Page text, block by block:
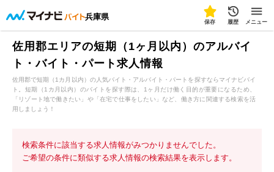
兵庫県
保存 履歴 メニュー
佐用郡エリアの短期（1ヶ月以内）のアルバイ
ト・バイト・パート求人情報
佐用郡で短期（1カ月以内）の人気バイト・アルバイト・パートを探すならマイナビバイ
ト。短期（1カ月以内）のバイトを探す際は、1ヶ月だけ働く目的が重要になるため、
「リゾート地で働きたい」や「在宅で仕事をしたい」など、働き方に関連する検索を活
用しましょう！
検索条件に該当する求人情報がみつかりませんでした。
ご希望の条件に類似する求人情報の検索結果を表示します。